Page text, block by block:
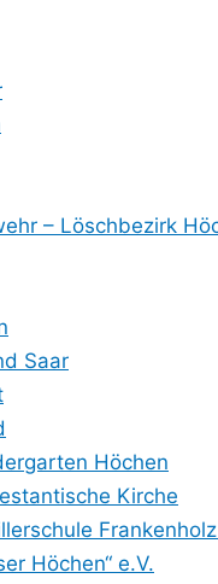
– Löschbezirk
Saar
Höchen
Kirche
Höchen“ e.V.